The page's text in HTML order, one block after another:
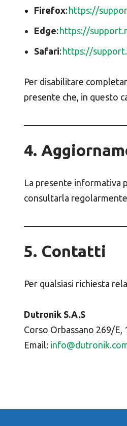
Firefox:https://
Edge:https://
Safari:https://
Per disabilitare
presente che, in questo
4.
La presente informativa
consultarla
5. Contatti
Per qualsiasi richiesta
Dutronik S.A.S
Corso Orbassano 269/E,
Email: